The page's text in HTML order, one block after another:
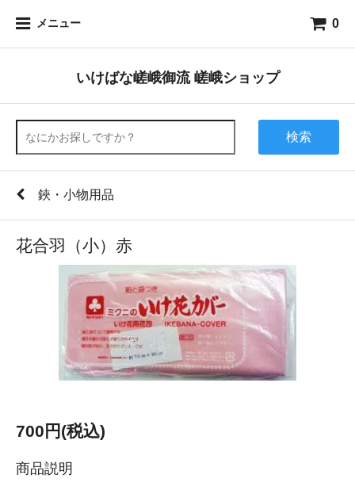
メニュー 0
いけばな嵯峨御流 嵯峨ショップ
検索
鋏・小物用品
花合羽（小）赤
700円(税込)
商品説明